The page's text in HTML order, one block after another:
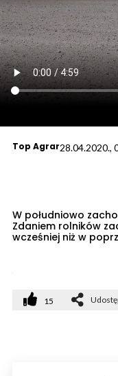
Top Agrar28.04.2020.,
W południowo
Zdaniem rolników
wcześniej niż w
15